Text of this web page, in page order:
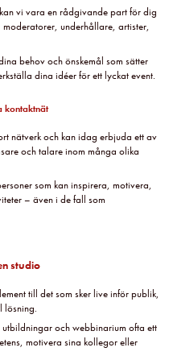
vi vara en rådgivande part för dig
underhållare, artister,
behov och önskemål som sätter
dina idéer för ett lyckat event.
kontaktnät
nätverk och kan idag erbjuda ett av
och talare inom många olika
som kan inspirera, motivera,
– även i de fall som
studio
till det som sker live inför publik,
lösning.
och webbinarium ofta ett
motivera sina kollegor eller